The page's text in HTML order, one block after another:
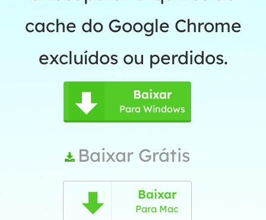
cache do Google Chrome
excluídos ou perdidos.
 Baixar
Para Windows
 Baixar Grátis
 Baixar
Para Mac